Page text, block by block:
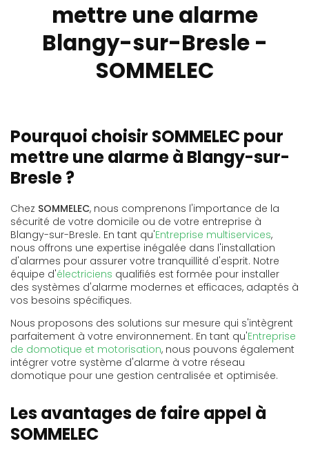
mettre une alarme
Blangy-sur-Bresle -
SOMMELEC
Pourquoi choisir SOMMELEC pour
mettre une alarme à Blangy-sur-
Bresle ?
Chez SOMMELEC, nous comprenons l'importance de la
sécurité de votre domicile ou de votre entreprise à
Blangy-sur-Bresle. En tant qu'Entreprise multiservices,
nous offrons une expertise inégalée dans l'installation
d'alarmes pour assurer votre tranquillité d'esprit. Notre
équipe d'électriciens qualifiés est formée pour installer
des systèmes d'alarme modernes et efficaces, adaptés à
vos besoins spécifiques.
Nous proposons des solutions sur mesure qui s'intègrent
parfaitement à votre environnement. En tant qu'Entreprise
de domotique et motorisation, nous pouvons également
intégrer votre système d'alarme à votre réseau
domotique pour une gestion centralisée et optimisée.
Les avantages de faire appel à
SOMMELEC